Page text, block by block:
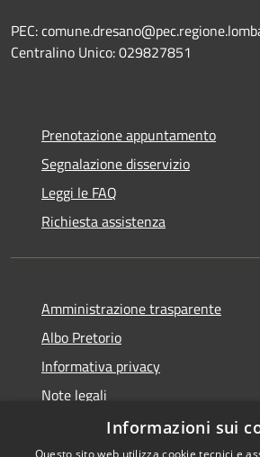
PEC:
Centralino Unico: 029827851
Prenotazione appuntamento
Segnalazione disservizio
Leggi le FAQ
Richiesta assistenza
Amministrazione trasparente
Albo Pretorio
Informativa privacy
Note legali
Dichiarazione di accessibilità
Informazioni sui
Questo sito web utilizza cookie tecnici e